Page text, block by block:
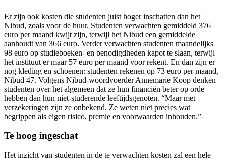
Er zijn ook kosten die studenten juist hoger inschatten dan het
Nibud, zoals voor de huur. Studenten verwachten gemiddeld 376
euro per maand kwijt zijn, terwijl het Nibud een gemiddelde
aanhoudt van 366 euro. Verder verwachten studenten maandelijks
98 euro op studieboeken- en benodigdheden kapot te slaan, terwijl
het instituut er maar 57 euro per maand voor rekent. En dan zijn er
nog kleding en schoenen: studenten rekenen op 73 euro per maand,
Nibud 47. Volgens Nibud-woordvoerder Annemarie Koop denken
studenten over het algemeen dat ze hun financiën beter op orde
hebben dan hun niet-studerende leeftijdsgenoten. “Maar met
verzekeringen zijn ze onbekend. Ze weten niet precies wat
begrippen als eigen risico, premie en voorwaarden inhouden.”
Te hoog ingeschat
Het inzicht van studenten in de te verwachten kosten zal een hele